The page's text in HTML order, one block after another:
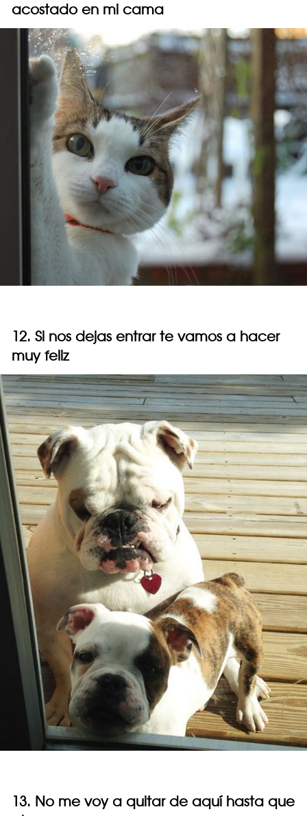
acostado en mi cama
12. Si nos dejas entrar te vamos a hacer
muy feliz
13. No me voy a quitar de aquí hasta que